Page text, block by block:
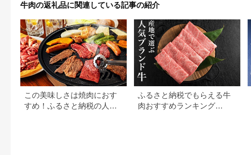
日本三大和牛 松阪 松
坂牛 松坂 モモ ビーフ
り 三重県 多気町 SS-
32
牛肉の返礼品に関連している記事の紹介
この美味しさは焼肉におす
すめ！ふるさと納税の人気
ふるさと納税でもらえる牛
肉おすすめランキング